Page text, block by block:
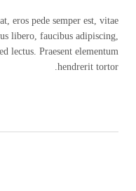
eros pede semper est, vitae
libero, faucibus adipiscing,
lectus. Praesent elementum
hendrerit tortor.